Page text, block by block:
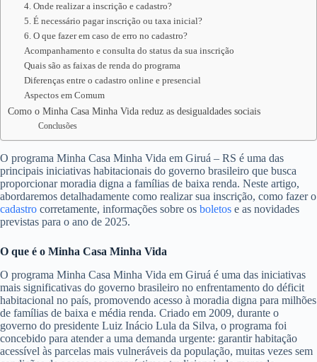
4. Onde realizar a inscrição e cadastro?
5. É necessário pagar inscrição ou taxa inicial?
6. O que fazer em caso de erro no cadastro?
Acompanhamento e consulta do status da sua inscrição
Quais são as faixas de renda do programa
Diferenças entre o cadastro online e presencial
Aspectos em Comum
Como o Minha Casa Minha Vida reduz as desigualdades sociais
Conclusões
O programa Minha Casa Minha Vida em Giruá – RS é uma das
principais iniciativas habitacionais do governo brasileiro que busca
proporcionar moradia digna a famílias de baixa renda. Neste artigo,
abordaremos detalhadamente como realizar sua inscrição, como fazer o
cadastro corretamente, informações sobre os boletos e as novidades
previstas para o ano de 2025.
O que é o Minha Casa Minha Vida
O programa Minha Casa Minha Vida em Giruá é uma das iniciativas
mais significativas do governo brasileiro no enfrentamento do déficit
habitacional no país, promovendo acesso à moradia digna para milhões
de famílias de baixa e média renda. Criado em 2009, durante o
governo do presidente Luiz Inácio Lula da Silva, o programa foi
concebido para atender a uma demanda urgente: garantir habitação
acessível às parcelas mais vulneráveis da população, muitas vezes sem